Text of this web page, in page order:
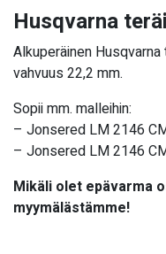
Husqvarna
Alkuperäinen
vahvuus 22,2 mm.
Sopii mm. malleihin:
– Jonsered LM 2146
– Jonsered LM 2146
Mikäli olet epävarma
myymälästämme!